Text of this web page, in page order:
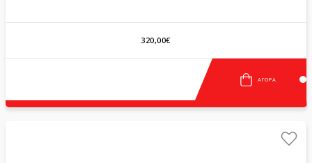
320,00€
ΑΓΟΡΆ